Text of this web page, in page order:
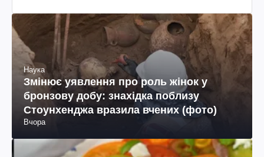
Наука
Змінює уявлення про роль жінок у
бронзову добу: знахідка поблизу
Стоунхенджа вразила вчених (фото)
Вчора